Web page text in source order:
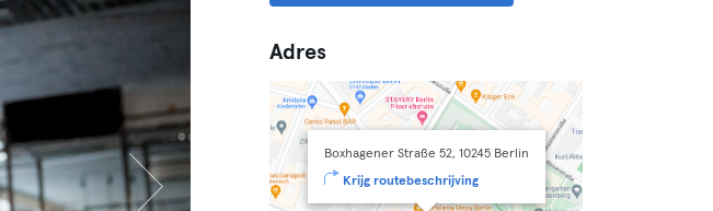
Adres
Boxhagener Straße 52, 10245 Berlin
Krijg routebeschrijving